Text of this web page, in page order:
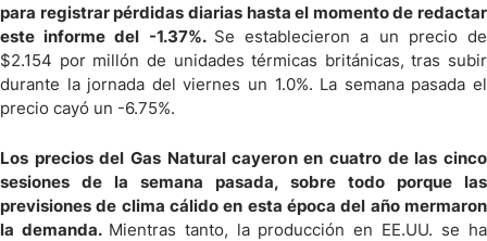
para registrar pérdidas diarias hasta el momento de redactar
este informe del -1.37%. Se establecieron a un precio de
$2.154 por millón de unidades térmicas británicas, tras subir
durante la jornada del viernes un 1.0%. La semana pasada el
precio cayó un -6.75%.
Los precios del Gas Natural cayeron en cuatro de las cinco
sesiones de la semana pasada, sobre todo porque las
previsiones de clima cálido en esta época del año mermaron
la demanda. Mientras tanto, la producción en EE.UU. se ha